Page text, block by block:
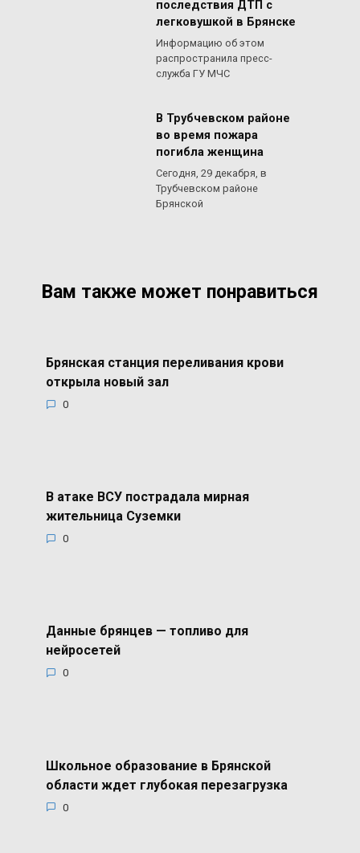
последствия ДТП с
легковушкой в Брянске
Информацию об этом
распространила пресс-
служба ГУ МЧС
В Трубчевском районе
во время пожара
погибла женщина
Сегодня, 29 декабря, в
Трубчевском районе
Брянской
Вам также может понравиться
Брянская станция переливания крови
открыла новый зал
0
В атаке ВСУ пострадала мирная
жительница Суземки
0
Данные брянцев — топливо для
нейросетей
0
Школьное образование в Брянской
области ждет глубокая перезагрузка
0